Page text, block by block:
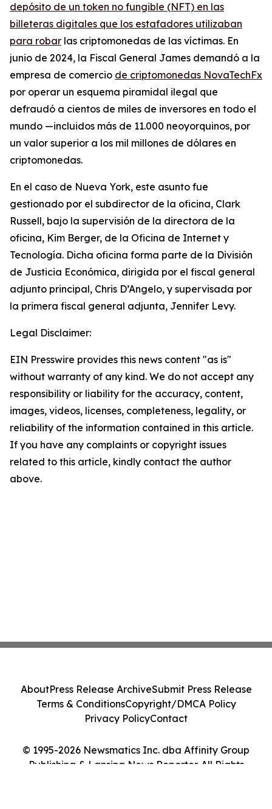
depósito de un token no fungible (NFT) en las
billeteras digitales que los estafadores utilizaban
para robar las criptomonedas de las víctimas. En
junio de 2024, la Fiscal General James demandó a la
empresa de comercio de criptomonedas NovaTechFx
por operar un esquema piramidal ilegal que
defraudó a cientos de miles de inversores en todo el
mundo —incluidos más de 11.000 neoyorquinos, por
un valor superior a los mil millones de dólares en
criptomonedas.
En el caso de Nueva York, este asunto fue
gestionado por el subdirector de la oficina, Clark
Russell, bajo la supervisión de la directora de la
oficina, Kim Berger, de la Oficina de Internet y
Tecnología. Dicha oficina forma parte de la División
de Justicia Económica, dirigida por el fiscal general
adjunto principal, Chris D’Angelo, y supervisada por
la primera fiscal general adjunta, Jennifer Levy.
Legal Disclaimer:
EIN Presswire provides this news content "as is"
without warranty of any kind. We do not accept any
responsibility or liability for the accuracy, content,
images, videos, licenses, completeness, legality, or
reliability of the information contained in this article.
If you have any complaints or copyright issues
related to this article, kindly contact the author
above.
© 1995-2026 Newsmatics Inc. dba Affinity Group
Publishing & Lansing News Reporter. All Rights
AboutPress Release ArchiveSubmit Press Release
Terms & ConditionsCopyright/DMCA Policy
Privacy PolicyContact